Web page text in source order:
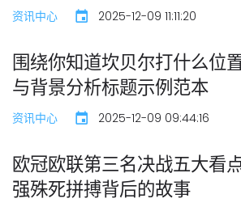
资讯中心 2025-12-09 11:11:20
围绕你知道坎贝尔打什么位
与背景分析标题示例范本
资讯中心 2025-12-09 09:44:16
欧冠欧联第三名决战五大看
强殊死拼搏背后的故事